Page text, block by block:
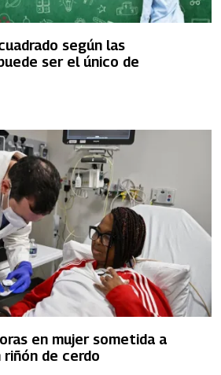
según las
ser el único de
en mujer sometida a
de cerdo